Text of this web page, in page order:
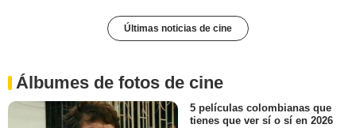
Últimas noticias de cine
Álbumes de fotos de cine
5 películas colombianas que
tienes que ver sí o sí en 2026